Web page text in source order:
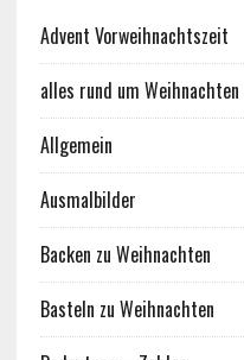
Advent Vorweihnachtszeit
alles rund um Weihnachten
Allgemein
Ausmalbilder
Backen zu Weihnachten
Basteln zu Weihnachten